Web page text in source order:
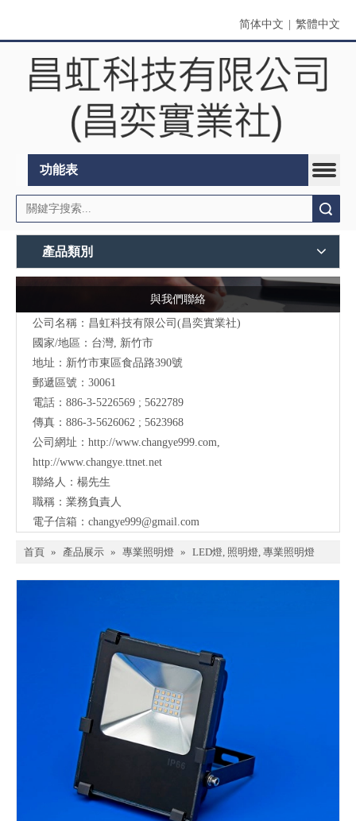
简体中文 繁體中文
功能表
產品類別
與我們聯絡
公司名稱：昌虹科技有限公司(昌奕實業社)
國家/地區：台灣, 新竹市
地址：新竹市東區食品路390號
郵遞區號：30061
電話：886-3-5226569 ; 5622789
傳真：886-3-5626062 ; 5623968
公司網址： http://www.changye999.com,
http://www.changye.ttnet.net
聯絡人：楊先生
職稱：業務負責人
電子信箱： changye999@gmail.com
首頁 » 產品展示 » 專業照明燈 » LED燈, 照明燈, 專業照明燈